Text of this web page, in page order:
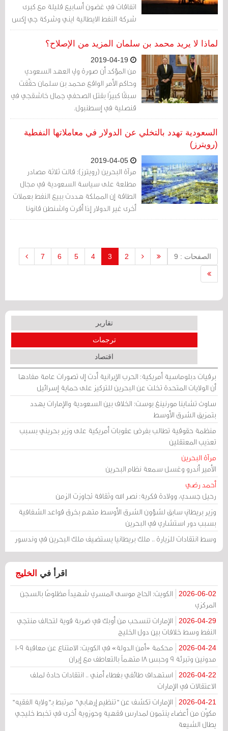
اتفاقات في غضون أسابيع قليلة مع كبرى
شركة النفط الايطالية ايني وشركة جي إكس
نيبون اليابانية لتطوير حقل البحرين.
لماذا لا يريد محمد بن سلمان المزيد من الإصلاح؟
من المؤكد أن صورة ولي العهد السعودي
وحاكم الأمر الواقع محمد بن سلمان حقّقت
سبقًا كبيرًا بقتل الصحفي جمال خاشقجي في
قنصلية في إسطنبول.
السعودية تهدد بالتخلي عن الدولار في معاملاتها النفطية
(رويترز)
مرآة البحرين (رويترز): قالت ثلاثة مصادر
مطلعة على سياسة السعودية في مجال
الطاقة إن المملكة هددت ببيع النفط بعملات
أخرى غير الدولار إذا أقرت واشنطن قانونا
يجعل الدول الأعضاء بمنظمة أوبك عرضة
الصفحات : 9 2
3
4
5
6
7
تقارير
ترجمات
اقتصاد
برقيات دبلوماسية أمريكية: الحرب الإيرانية أدت إلى تصورات عامة مفادها
أن الولايات المتحدة تخلت عن البحرين للتركيز على حماية إسرائيل
ساوث تشاينا مورنينغ بوست: الخلاف بين السعودية والإمارات يهدد
بتمزيق الشرق الأوسط
منظمة حقوقية تطالب بفرض عقوبات أمريكية على وزير بحريني بسبب
تعذيب المعتقلين
مرآة البحرين
الأمير أندرو وغسل سمعة نظام البحرين
أحمد رضي
رحيل جسدي، وولادة فكرية: نصر الله وثقافة تجاوزت الزمن
وزير بريطاني سابق لشؤون الشرق الأوسط متهم بخرق قواعد الشفافية
بسبب دور استشاري في البحرين
وسط انتقادات للزيارة .. ملك بريطانيا يستضيف ملك البحرين في وندسور
اقرأ في الخليج
2026-06-02
الكويت: الحاج موسى المسري شهيداً مظلومًا بالسجن
المركزي
2026-04-29
الإمارات تنسحب من أوبك في ضربة قوية لتحالف منتجي
النفط وسط خلافات بين دول الخليج
2026-04-24
محكمة «أمن الدولة» في الكويت: الامتناع عن معاقبة 109
مدونين وتبرئة 9 وحبس 18 متهماً بالتعاطف مع إيران
2026-04-22
استهداف طائفي بغطاء أمني .. انتقادات حادة لملف
الاعتقالات في الإمارات
2026-04-21
الإمارات تكشف عن "تنظيم إرهابي" مرتبط بـ"ولاية الفقيه"
مكوّن من أعضاء ينتمون لمدارس فقهية وحوزوية أخرى في تخبط خليجي
يطال الشيعة